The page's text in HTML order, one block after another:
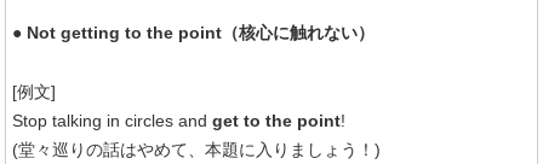
● Not getting to the point（核心に触れない）
[例文]
Stop talking in circles andget to the point!
(堂々巡りの話はやめて、本題に入りましょう！)